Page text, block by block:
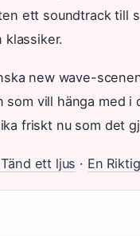
ett soundtrack till
klassiker.
new wave-
vill hänga med i
friskt nu som det
ett ljus · En